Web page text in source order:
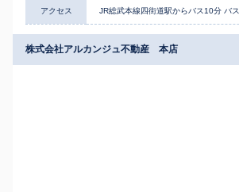
アクセス JR総武本線四街道駅からバス10分 バ
株式会社アルカンジュ不動産 本店